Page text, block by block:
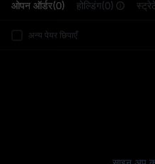
ओपन ऑर्डर(0) होल्डिंग(0)
अन्य पेयर छिपाएँ